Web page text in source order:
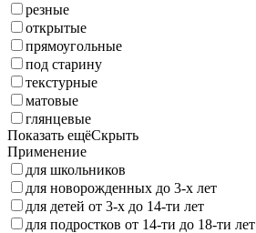
резные
открытые
прямоугольные
под старину
текстурные
матовые
глянцевые
Показать ещёСкрыть
Применение
для школьников
для новорожденных до 3-х лет
для детей от 3-х до 14-ти лет
для подростков от 14-ти до 18-ти лет